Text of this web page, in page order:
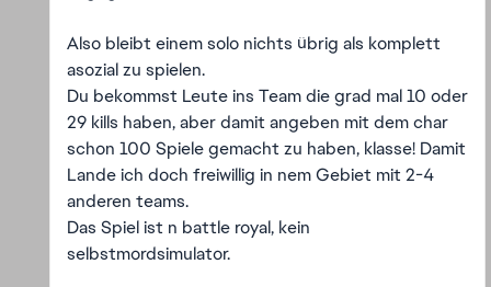
Also bleibt einem solo nichts übrig als komplett
asozial zu spielen.
Du bekommst Leute ins Team die grad mal 10 oder
29 kills haben, aber damit angeben mit dem char
schon 100 Spiele gemacht zu haben, klasse! Damit
Lande ich doch freiwillig in nem Gebiet mit 2-4
anderen teams.
Das Spiel ist n battle royal, kein
selbstmordsimulator.